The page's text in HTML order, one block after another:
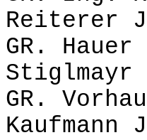
Reiterer
GR.
Stiglmayr
GR.
Kaufmann